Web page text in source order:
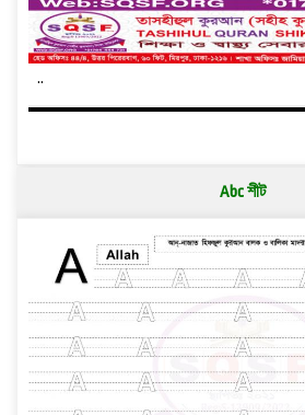
..
Abc শীট